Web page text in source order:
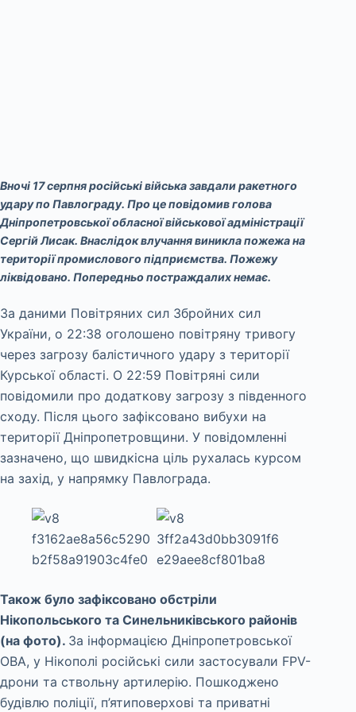
Вночі 17 серпня російські війська завдали ракетного
удару по Павлограду. Про це повідомив голова
Дніпропетровської обласної військової адміністрації
Сергій Лисак. Внаслідок влучання виникла пожежа на
території промислового підприємства. Пожежу
ліквідовано. Попередньо постраждалих немає.
За даними Повітряних сил Збройних сил
України, о 22:38 оголошено повітряну тривогу
через загрозу балістичного удару з території
Курської області. О 22:59 Повітряні сили
повідомили про додаткову загрозу з південного
сходу. Після цього зафіксовано вибухи на
території Дніпропетровщини. У повідомленні
зазначено, що швидкісна ціль рухалась курсом
на захід, у напрямку Павлограда.
Також було зафіксовано обстріли
Нікопольського та Синельниківського районів
(на фото). За інформацією Дніпропетровської
ОВА, у Нікополі російські сили застосували FPV-
дрони та ствольну артилерію. Пошкоджено
будівлю поліції, п’ятиповерхові та приватні